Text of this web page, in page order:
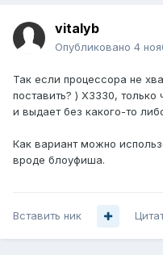
vitalyb
Опубликовано 4
Так если процессора не
поставить? ) X3330,
и выдает без какого-то
Как вариант можно
вроде блоуфиша.
Вставить ник